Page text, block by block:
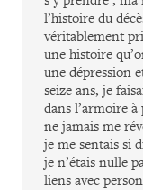
l’histoire du
véritablement
une histoire
une dépression
seize ans, je
dans l’armoire
ne jamais me
je me sentais si
je n’étais nulle
liens avec